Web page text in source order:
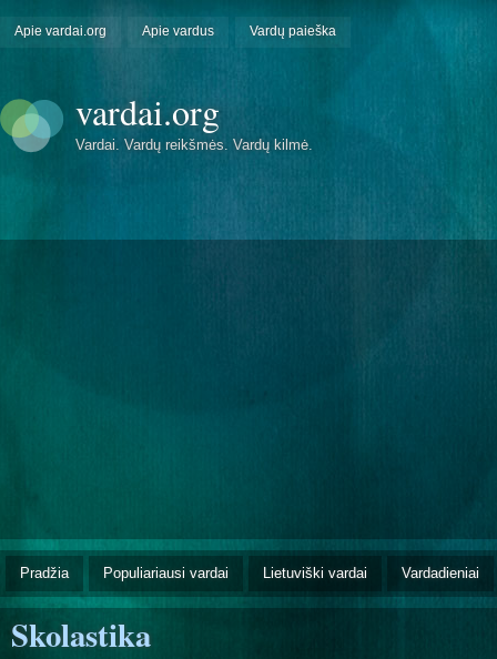
Apie vardai.org Apie vardus Vardų paieška
vardai.org
Vardai. Vardų reikšmės. Vardų kilmė.
Pradžia Populiariausi vardai Lietuviški vardai Vardadieniai
Skolastika